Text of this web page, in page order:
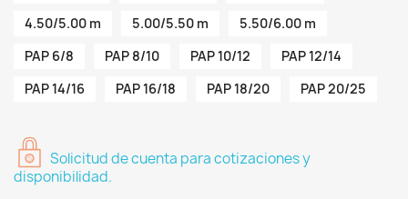
4.50/5.00 m
5.00/5.50 m
5.50/6.00 m
PAP 6/8
PAP 8/10 PAP 10/12
PAP 12/14
PAP 14/16
PAP 16/18 PAP 18/20 PAP 20/25
Solicitud de cuenta para cotizaciones y
disponibilidad.